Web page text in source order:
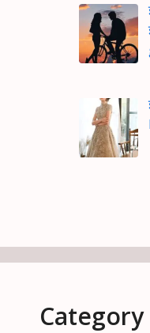
Category